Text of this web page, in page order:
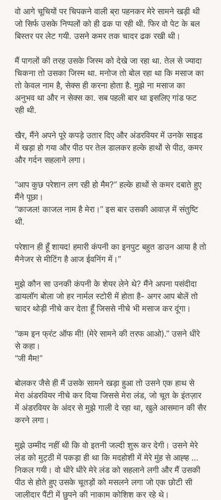
वो आगे चूचियों पर चिपकने वाली ब्रा पहनकर मेरे सामने खड़ी थी
जो सिर्फ उसके निप्पलों को ही ढक पा रही थी. फिर वो पेट के बल
बिस्तर पर लेट गयी. उसने कमर तक चादर ढक रखी थी।
मैं पागलों की तरह उसके जिस्म को देखे जा रहा था. तेल से ज्यादा
चिकना तो उसका जिस्म था. मनोज तो बोल रहा था कि मसाज का
तो केवल नाम है, सेक्स ही करना होता है. मुझे ना मसाज का
अनुभव था और न सेक्स का. सब पहली बार था इसलिए गांड फट
रही थी.
खैर, मैंने अपने पूरे कपड़े उतार दिए और अंडरवियर में उनके साइड
में खड़ा हो गया और पीठ पर तेल डालकर हल्के हाथों से पीठ, कमर
और गर्दन सहलाने लगा।
“आप कुछ परेशान लग रही हो मैम?” हल्के हाथों से कमर दबाते हुए
मैंने पूछा।
“काजल! काजल नाम है मेरा।” इस बार उसकी आवाज़ में संतुष्टि
थी.
परेशान ही हूँ शायद! हमारी कंपनी का इनपुट बहुत डाउन आया है तो
मैनेजर से मीटिंग है आज ईवनिंग में।”
मुझे कौन सा उनकी कंपनी के शेयर लेने थे? मैंने अपना पसंदीदा
डायलॉग बोला जो हर नार्मल स्टोरी में होता है- अगर आप बोलें तो
चादर थोड़ी नीचे कर देता हूँ जिससे नीचे भी मसाज कर दूंगा।
“कम इन फ्रंट ऑफ मी! (मेरे सामने की तरफ आओ).” उसने धीरे
से कहा।
“जी मैम!”
बोलकर जैसे ही मैं उसके सामने खड़ा हुआ तो उसने एक हाथ से
मेरा अंडरवियर नीचे कर दिया जिससे मेरा लंड, जो चूत के इंतज़ार
में अंडरवियर के अंदर से मुझे गाली दे रहा था, खुले आसमान की सैर
करने लगा।
मुझे उम्मीद नहीं थी कि वो इतनी जल्दी शुरू कर देगी। उसने मेरे
लंड को मुट्ठी में पकड़ा ही था कि मदहोशी में मेरे मुंह से आह्ह …
निकल गयी। वो धीरे धीरे मेरे लंड को सहलाने लगी और मैं उसकी
पीठ से होते हुए उसके चूतड़ों को मसलने लगा जो एक छोटी सी
जालीदार पैंटी में छुपने की नाकाम कोशिश कर रहे थे।